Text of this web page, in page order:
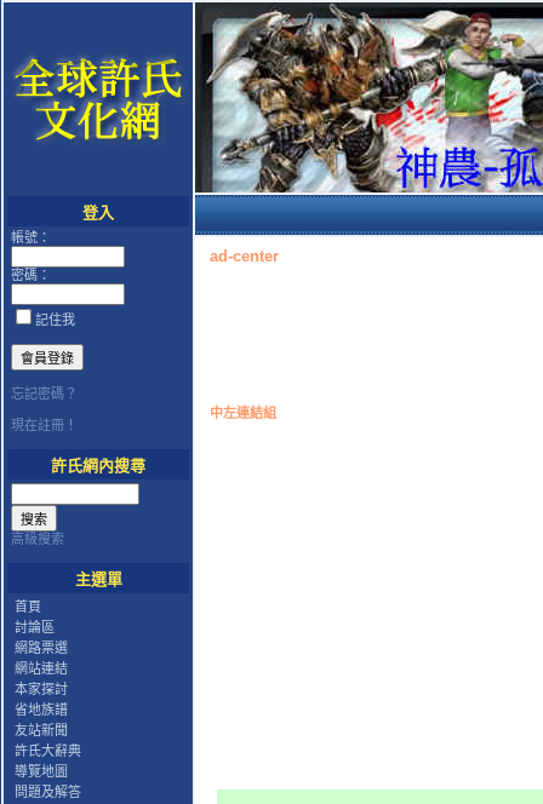
登入
帳號：
密碼：
記住我
忘記密碼？
現在註冊！
許氏網內搜尋
高級搜索
主選單
首頁
討論區
網路票選
網站連結
本家探討
省地族譜
友站新聞
許氏大辭典
導覽地圖
問題及解答
ad-center
中左連結組